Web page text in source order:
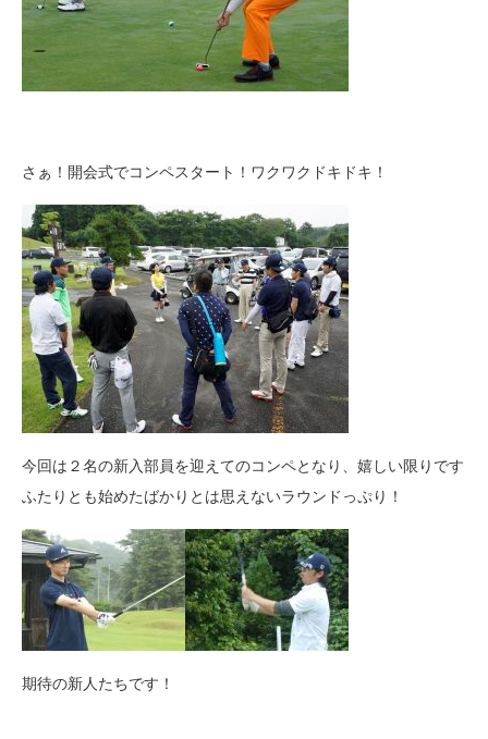
さぁ！開会式でコンペスタート！ワクワクドキドキ！
今回は２名の新入部員を迎えてのコンペとなり、嬉しい限りです
ふたりとも始めたばかりとは思えないラウンドっぷり！
期待の新人たちです！